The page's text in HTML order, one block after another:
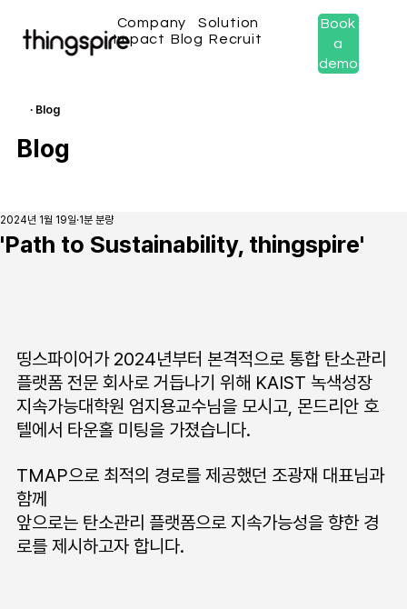
Company
Solution
Impact Blog Recruit
Book
a
demo
· Blog
Blog
'Path to Sustainability, thingspire'
2024년 1월 19일 1분 분량
띵스파이어가 2024년부터 본격적으로 통합 탄소관리
플랫폼 전문 회사로 거듭나기 위해 KAIST 녹색성장
지속가능대학원 엄지용교수님을 모시고, 몬드리안 호
텔에서 타운홀 미팅을 가졌습니다.
TMAP으로 최적의 경로를 제공했던 조광재 대표님과
함께
앞으로는 탄소관리 플랫폼으로 지속가능성을 향한 경
로를 제시하고자 합니다.